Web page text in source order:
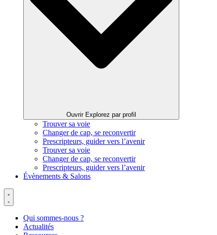
Ouvrir Explorez par profil
Trouver sa voie
Changer de cap, se reconvertir
Prescripteurs, guider vers l’avenir
Trouver sa voie
Changer de cap, se reconvertir
Prescripteurs, guider vers l’avenir
Évènements & Salons
Qui sommes-nous ?
Actualités